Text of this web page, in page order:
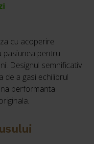
cu acoperire
pasiunea pentru
Designul semnificativ
de a gasi echilibrul
performanta